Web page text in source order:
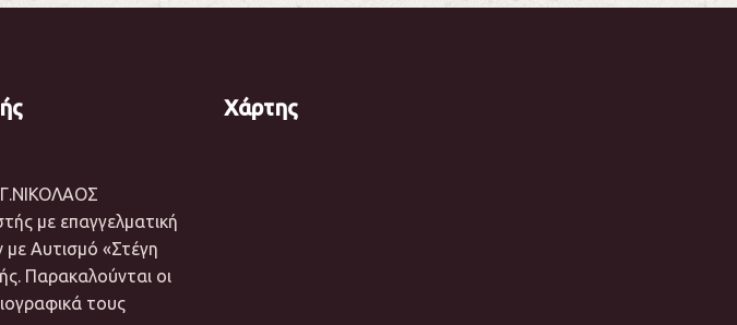
με επαγγελματική
με Αυτισμό «Στέγη
Παρακαλούνται οι
τους
Χάρτης